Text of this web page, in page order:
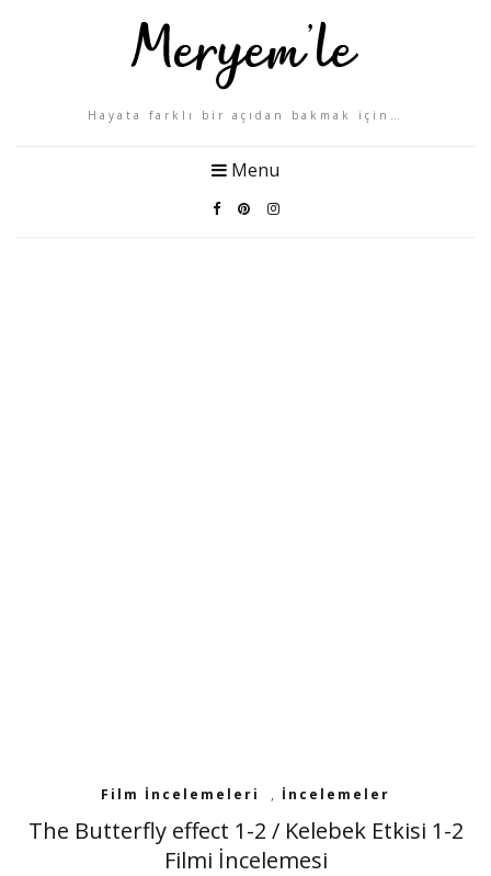
Hayata farklı bir açıdan bakmak için…
Menu
Film İncelemeleri , İncelemeler
The Butterfly effect 1-2 / Kelebek Etkisi 1-2
Filmi İncelemesi